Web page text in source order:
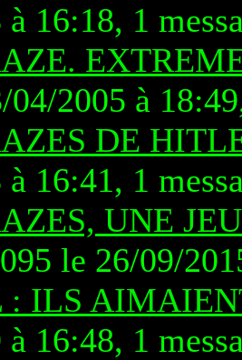
16:18, 1
2005 à
DE
16:41, 1
UNE
le 26/09/
: ILS
16:48, 1